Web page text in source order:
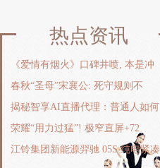
热点资讯
《爱情有烟火》口碑井喷, 本是冲
春秋“圣母”宋襄公: 死守规则不
揭秘智享AI直播代理：普通人如何
荣耀“用力过猛”! 极窄直屏+72
江铃集团新能源羿驰 05S 纯电紧凑